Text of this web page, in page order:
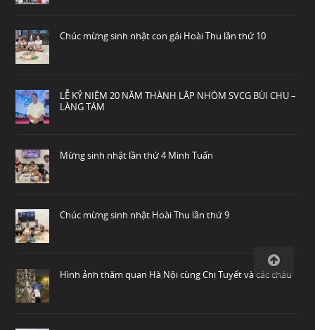
Chúc mừng sinh nhật con gái Hoài Thu lần thứ 10
LỄ KỶ NIỆM 20 NĂM THÀNH LẬP NHÓM SVCG BÙI CHU –
LÀNG TÁM
Mừng sinh nhật lần thứ 4 Minh Tuấn
Chúc mừng sinh nhật Hoài Thu lần thứ 9
Hình ảnh thăm quan Hà Nội cùng Chị Tuyết và các cháu